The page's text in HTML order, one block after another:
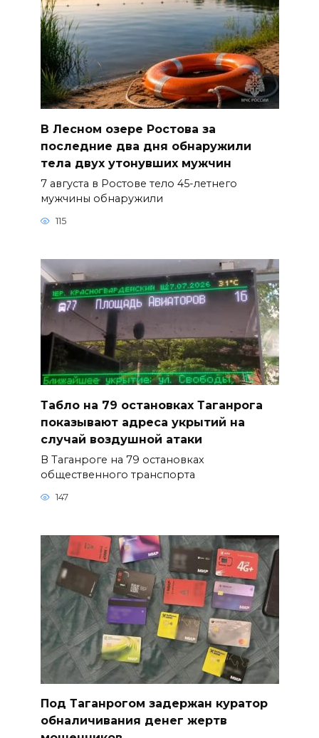
В Лесном озере Ростова за
последние два дня обнаружили
тела двух утонувших мужчин
7 августа в Ростове тело 45-летнего
мужчины обнаружили
115
Табло на 79 остановках Таганрога
показывают адреса укрытий на
случай воздушной атаки
В Таганроге на 79 остановках
общественного транспорта
147
Под Таганрогом задержан куратор
обналичивания денег жертв